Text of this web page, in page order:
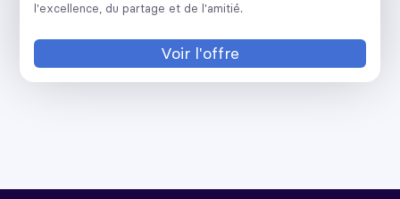
l'excellence, du partage et de l'amitié.
Voir l'offre